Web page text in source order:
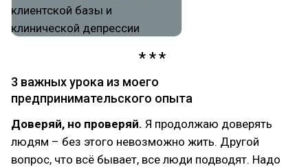
3 важных урока из моего
предпринимательского опыта
Доверяй, но проверяй. Я продолжаю доверять
людям – без этого невозможно жить. Другой
вопрос, что всё бывает, все люди подводят. Надо